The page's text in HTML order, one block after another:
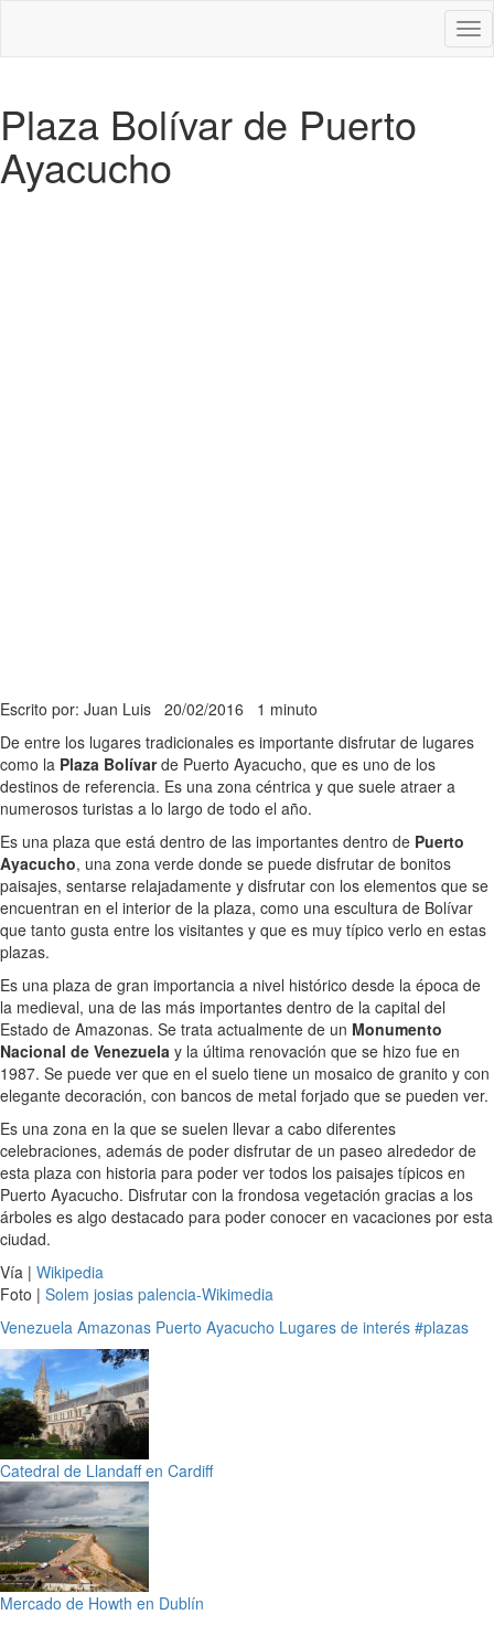
Plaza Bolívar de Puerto
Ayacucho
Escrito por: Juan Luis 20/02/2016 1 minuto
De entre los lugares tradicionales es importante disfrutar de lugares
como la Plaza Bolívarde Puerto Ayacucho, que es uno de los
destinos de referencia. Es una zona céntrica y que suele atraer a
numerosos turistas a lo largo de todo el año.
Es una plaza que está dentro de las importantes dentro de Puerto
Ayacucho, una zona verde donde se puede disfrutar de bonitos
paisajes, sentarse relajadamente y disfrutar con los elementos que se
encuentran en el interior de la plaza, como una escultura de Bolívar
que tanto gusta entre los visitantes y que es muy típico verlo en estas
plazas.
Es una plaza de gran importancia a nivel histórico desde la época de
la medieval, una de las más importantes dentro de la capital del
Estado de Amazonas. Se trata actualmente de un Monumento
Nacional de Venezuela y la última renovación que se hizo fue en
1987. Se puede ver que en el suelo tiene un mosaico de granito y con
elegante decoración, con bancos de metal forjado que se pueden ver.
Es una zona en la que se suelen llevar a cabo diferentes
celebraciones, además de poder disfrutar de un paseo alrededor de
esta plaza con historia para poder ver todos los paisajes típicos en
Puerto Ayacucho. Disfrutar con la frondosa vegetación gracias a los
árboles es algo destacado para poder conocer en vacaciones por esta
ciudad.
Vía | Wikipedia
Foto | Solem josias palencia-Wikimedia
Venezuela Amazonas Puerto Ayacucho Lugares de interés #plazas
Catedral de Llandaff en Cardiff
Mercado de Howth en Dublín